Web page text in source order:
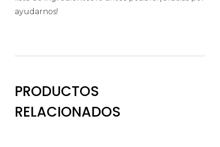
ayudarnos!
PRODUCTOS
RELACIONADOS